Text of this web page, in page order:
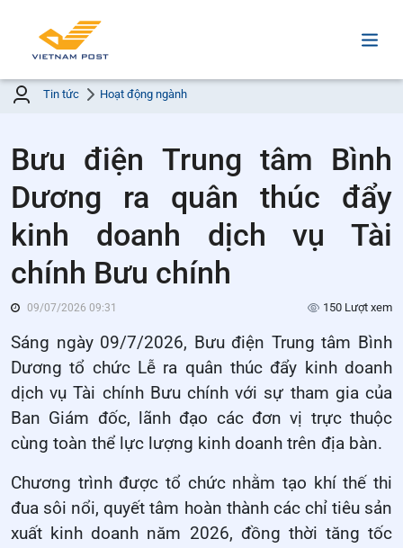
Tin tức Hoạt động ngành
Bưu điện Trung tâm Bình
Dương ra quân thúc đẩy
kinh doanh dịch vụ Tài
chính Bưu chính
09/07/2026 09:31 150 Lượt xem
Sáng ngày 09/7/2026, Bưu điện Trung tâm Bình
Dương tổ chức Lễ ra quân thúc đẩy kinh doanh
dịch vụ Tài chính Bưu chính với sự tham gia của
Ban Giám đốc, lãnh đạo các đơn vị trực thuộc
cùng toàn thể lực lượng kinh doanh trên địa bàn.
Chương trình được tổ chức nhằm tạo khí thế thi
đua sôi nổi, quyết tâm hoàn thành các chỉ tiêu sản
xuất kinh doanh năm 2026, đồng thời tăng tốc